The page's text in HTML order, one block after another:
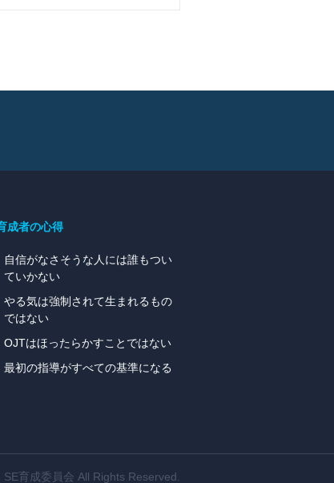
成者の心得
自信がなさそうな人には誰もつい
ていかない
やる気は強制されて生まれるもの
ではない
OJTはほったらかすことではない
最初の指導がすべての基準になる
育成委員会 All Rights Reserved.